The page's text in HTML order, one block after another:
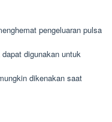
pengeluaran pulsa
digunakan untuk
dikenakan saat